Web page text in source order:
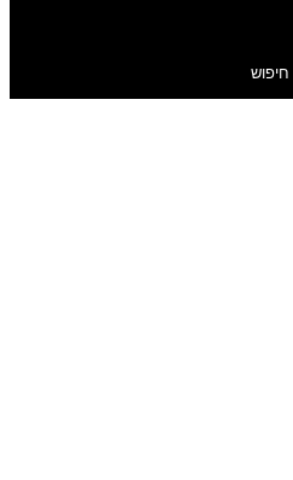
חיפוש